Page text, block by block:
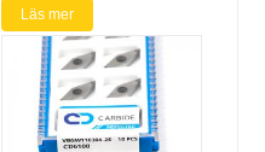
Läs mer